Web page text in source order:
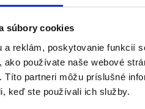
súbory cookies
a reklám, poskytovanie funkcií
ako používate naše webové
Títo partneri môžu príslušné
keď ste používali ich služby.
Samochodný